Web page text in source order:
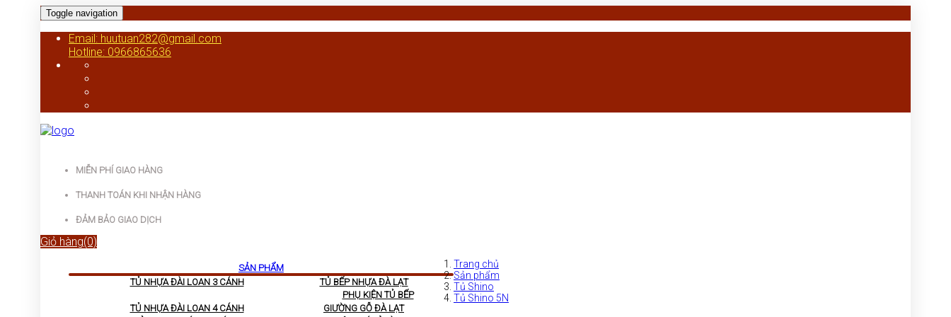
Toggle navigation
Email: huutuan282@gmail.com
Hotline: 0966865636
MIỄN PHÍ GIAO HÀNG
THANH TOÁN KHI NHẬN HÀNG
ĐẢM BẢO GIAO DỊCH
Giỏ hàng(0)
SẢN PHẨM
TỦ NHỰA ĐÀI LOAN 3 CÁNH
TỦ BẾP NHỰA ĐÀ LẠT
PHỤ KIỆN TỦ BẾP
TỦ NHỰA ĐÀI LOAN 4 CÁNH
GIƯỜNG GỖ ĐÀ LẠT
Trang chủ
Sản phẩm
Tủ Shino
Tủ Shino 5N